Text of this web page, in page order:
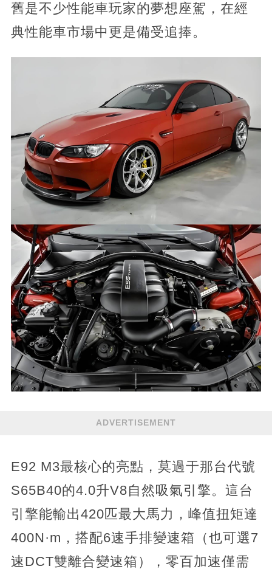
舊是不少性能車玩家的夢想座駕，在經
典性能車市場中更是備受追捧。
ADVERTISEMENT
E92 M3最核心的亮點，莫過于那台代號
S65B40的4.0升V8自然吸氣引擎。這台
引擎能輸出420匹最大馬力，峰值扭矩達
400N·m，搭配6速手排變速箱（也可選7
速DCT雙離合變速箱），零百加速僅需